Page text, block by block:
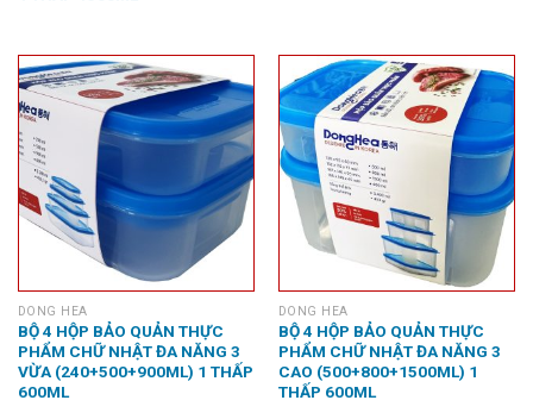
DONG HEA
BỘ 4 HỘP BẢO QUẢN THỰC
PHẨM CHỮ NHẬT ĐA NĂNG 3
VỪA (240+500+900ML) 1 THẤP
600ML
DONG HEA
BỘ 4 HỘP BẢO QUẢN THỰC
PHẨM CHỮ NHẬT ĐA NĂNG 3
CAO (500+800+1500ML) 1
THẤP 600ML